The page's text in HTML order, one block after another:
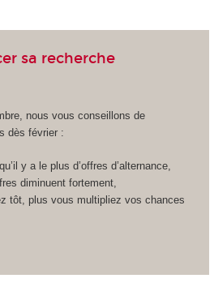
sa recherche
nous vous conseillons de
dès février :
y a le plus d’offres d’alternance,
diminuent fortement,
tôt, plus vous multipliez vos chances